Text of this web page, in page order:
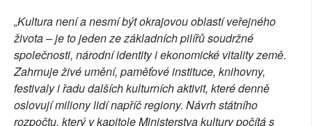
„Kultura není a nesmí být okrajovou oblastí veřejného
života – je to jeden ze základních pilířů soudržné
společnosti, národní identity i ekonomické vitality země.
Zahrnuje živé umění, paměťové instituce, knihovny,
festivaly i řadu dalších kulturních aktivit, které denně
oslovují miliony lidí napříč regiony. Návrh státního
rozpočtu, který v kapitole Ministerstva kultury počítá s